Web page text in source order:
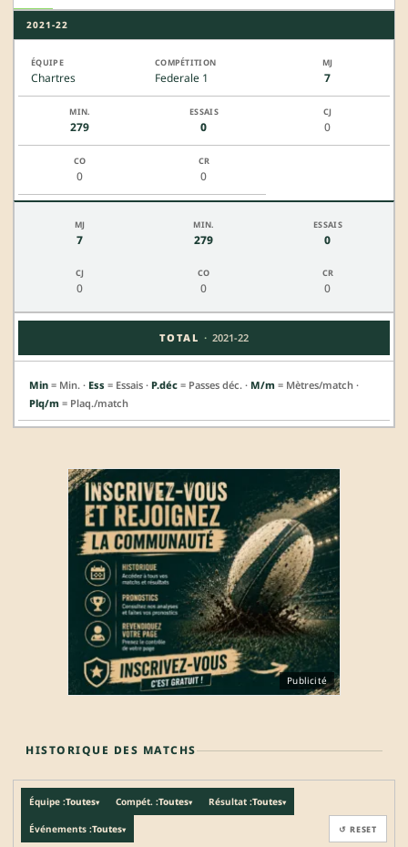
2021-22
Chartres Federale 1 7
279 0 0
0 0
7 279 0
0 0 0
TOTAL · 2021-22
Min = Min. · Ess = Essais · P.déc = Passes déc. · M/m = Mètres/match ·
Plq/m = Plaq./match
Publicité
HISTORIQUE DES MATCHS
Équipe :Toutes▾ Compét. :Toutes▾ Résultat :Toutes▾
Événements :Toutes▾ ↺ RESET